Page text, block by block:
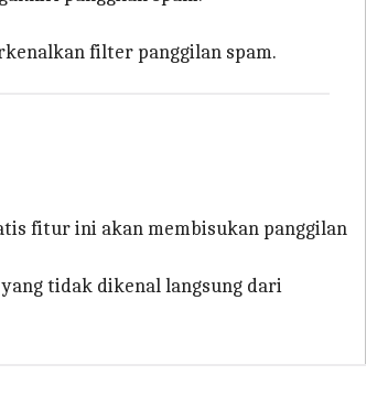
filter panggilan spam.
fitur ini akan membisukan panggilan
tidak dikenal langsung dari